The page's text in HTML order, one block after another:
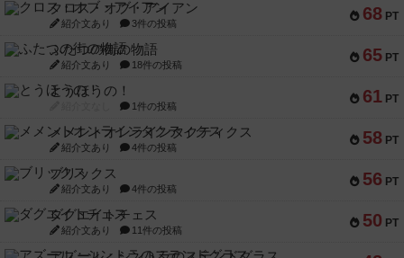
68 PT
クロス・オブ・アイアン
紹介文あり 3件の投稿
65 PT
ふたつの街の物語
紹介文あり 18件の投稿
61 PT
とうほうの！
1件の投稿
58 PT
メメントオンラインタクティクス
紹介文あり 4件の投稿
56 PT
ブリックス
紹介文あり 4件の投稿
50 PT
ダグエイトチェス
紹介文あり 11件の投稿